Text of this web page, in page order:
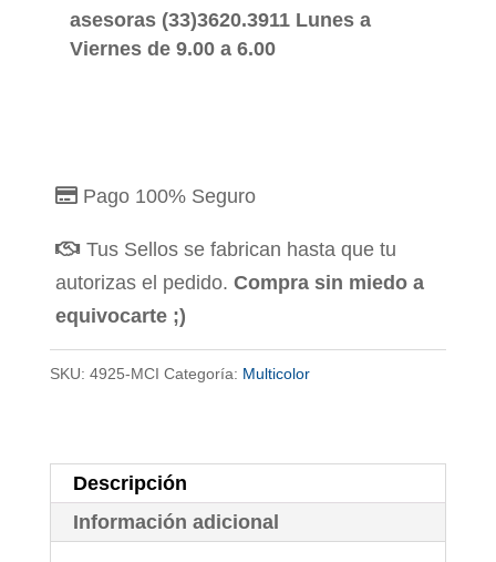
asesoras (33)3620.3911 Lunes a
Viernes de 9.00 a 6.00
Pago 100% Seguro
Tus Sellos se fabrican hasta que tu
autorizas el pedido. Compra sin miedo a
equivocarte ;)
SKU: 4925-MCI Categoría: Multicolor
Descripción
Información adicional